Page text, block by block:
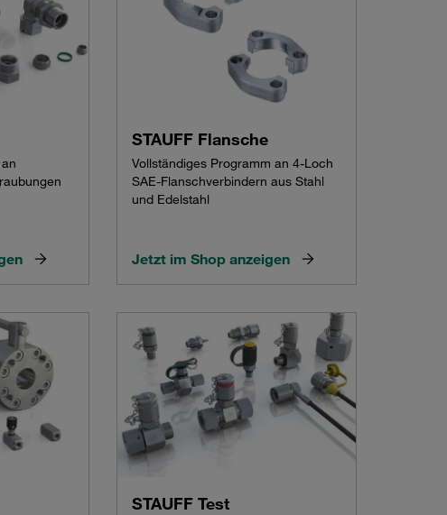
STAUFF Flansche
Vollständiges Programm an 4-Loch
SAE-Flanschverbindern aus Stahl
und Edelstahl
Jetzt im Shop anzeigen
STAUFF Test